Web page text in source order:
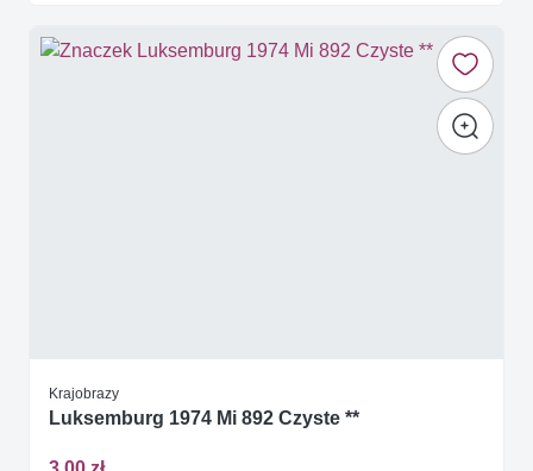
Krajobrazy
Luksemburg 1974 Mi 892 Czyste **